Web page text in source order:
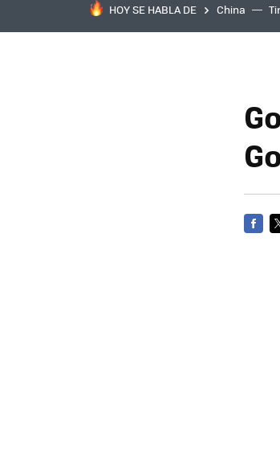
HOY SE HABLA DE China